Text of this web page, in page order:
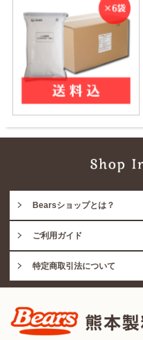
Bearsショップとは？
ご利用ガイド
特定商取引法について